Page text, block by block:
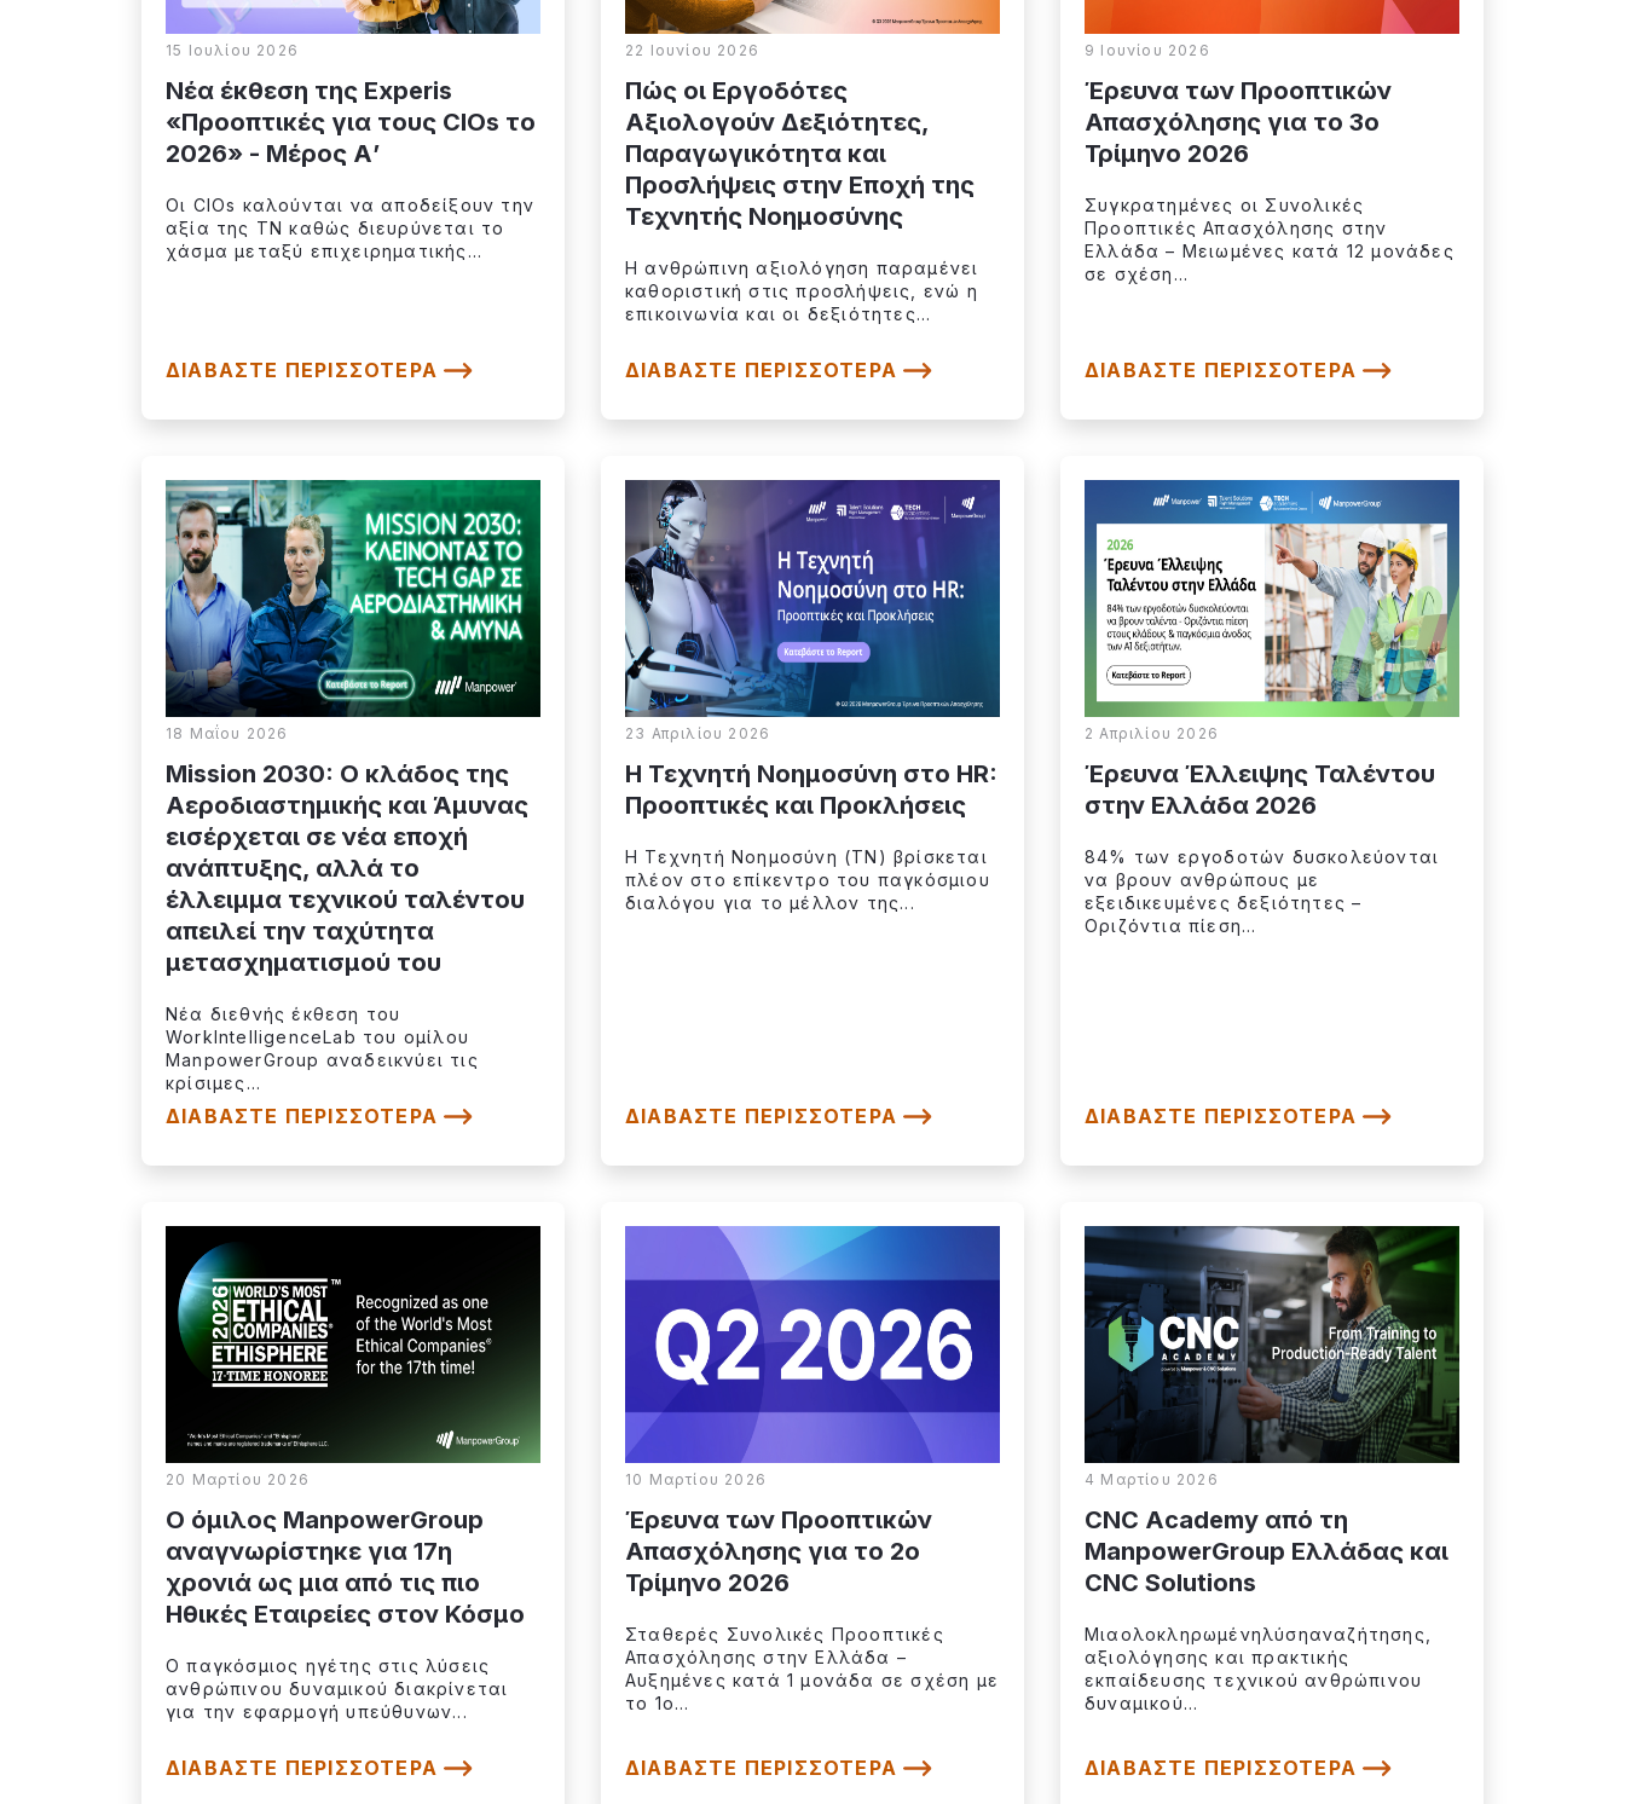
15 Ιουλίου 2026
Νέα έκθεση της Experis
«Προοπτικές για τους CIOs το
2026» - Μέρος Α’
Οι CIOs καλούνται να αποδείξουν την
αξία της ΤΝ καθώς διευρύνεται το
χάσμα μεταξύ επιχειρηματικής...
ΔΙΑΒΆΣΤΕ ΠΕΡΙΣΣΌΤΕΡΑ
22 Ιουνίου 2026
Πώς οι Εργοδότες
Αξιολογούν Δεξιότητες,
Παραγωγικότητα και
Προσλήψεις στην Εποχή της
Τεχνητής Νοημοσύνης
Η ανθρώπινη αξιολόγηση παραμένει
καθοριστική στις προσλήψεις, ενώ η
επικοινωνία και οι δεξιότητες...
ΔΙΑΒΆΣΤΕ ΠΕΡΙΣΣΌΤΕΡΑ
9 Ιουνίου 2026
Έρευνα των Προοπτικών
Απασχόλησης για το 3o
Τρίμηνο 2026
Συγκρατημένες οι Συνολικές
Προοπτικές Απασχόλησης στην
Ελλάδα – Μειωμένες κατά 12 μονάδες
σε σχέση...
ΔΙΑΒΆΣΤΕ ΠΕΡΙΣΣΌΤΕΡΑ
18 Μαΐου 2026
Mission 2030: Ο κλάδος της
Αεροδιαστημικής και Άμυνας
εισέρχεται σε νέα εποχή
ανάπτυξης, αλλά το
έλλειμμα τεχνικού ταλέντου
απειλεί την ταχύτητα
μετασχηματισμού του
Νέα διεθνής έκθεση του
WorkIntelligenceLab του ομίλου
ManpowerGroup αναδεικνύει τις
κρίσιμες...
ΔΙΑΒΆΣΤΕ ΠΕΡΙΣΣΌΤΕΡΑ
23 Απριλίου 2026
Η Τεχνητή Νοημοσύνη στο HR:
Προοπτικές και Προκλήσεις
Η Τεχνητή Νοημοσύνη (ΤΝ) βρίσκεται
πλέον στο επίκεντρο του παγκόσμιου
διαλόγου για το μέλλον της...
ΔΙΑΒΆΣΤΕ ΠΕΡΙΣΣΌΤΕΡΑ
2 Απριλίου 2026
Έρευνα Έλλειψης Ταλέντου
στην Ελλάδα 2026
84% των εργοδοτών δυσκολεύονται
να βρουν ανθρώπους με
εξειδικευμένες δεξιότητες –
Οριζόντια πίεση...
ΔΙΑΒΆΣΤΕ ΠΕΡΙΣΣΌΤΕΡΑ
20 Μαρτίου 2026
Ο όμιλος ManpowerGroup
αναγνωρίστηκε για 17η
χρονιά ως μια από τις πιο
Ηθικές Εταιρείες στον Κόσμο
Ο παγκόσμιος ηγέτης στις λύσεις
ανθρώπινου δυναμικού διακρίνεται
για την εφαρμογή υπεύθυνων...
ΔΙΑΒΆΣΤΕ ΠΕΡΙΣΣΌΤΕΡΑ
10 Μαρτίου 2026
Έρευνα των Προοπτικών
Απασχόλησης για το 2o
Τρίμηνο 2026
Σταθερές Συνολικές Προοπτικές
Απασχόλησης στην Ελλάδα –
Αυξημένες κατά 1 μονάδα σε σχέση με
το 1ο...
ΔΙΑΒΆΣΤΕ ΠΕΡΙΣΣΌΤΕΡΑ
4 Μαρτίου 2026
CNC Academy από τη
ManpowerGroup Ελλάδας και
CNC Solutions
Μιαολοκληρωμένηλύσηαναζήτησης,
αξιολόγησης και πρακτικής
εκπαίδευσης τεχνικού ανθρώπινου
δυναμικού...
ΔΙΑΒΆΣΤΕ ΠΕΡΙΣΣΌΤΕΡΑ